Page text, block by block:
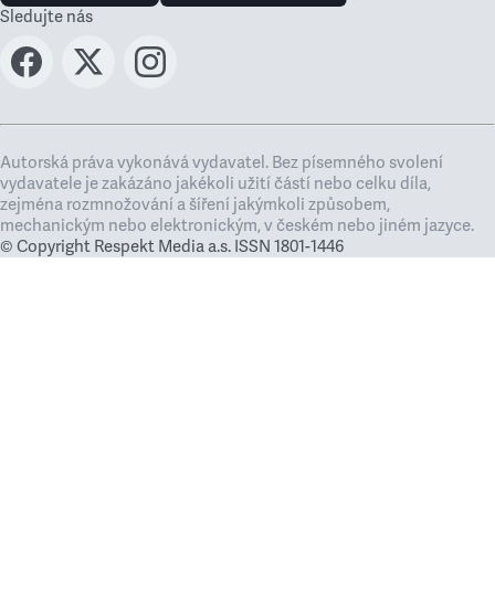
Sledujte nás
Autorská práva vykonává vydavatel. Bez písemného svolení
vydavatele je zakázáno jakékoli užití částí nebo celku díla,
zejména rozmnožování a šíření jakýmkoli způsobem,
mechanickým nebo elektronickým, v českém nebo jiném jazyce.
© Copyright Respekt Media a.s. ISSN 1801-1446